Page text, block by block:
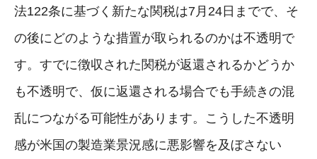
法122条に基づく新たな関税は7月24日までで、そ
の後にどのような措置が取られるのかは不透明で
す。すでに徴収された関税が返還されるかどうか
も不透明で、仮に返還される場合でも手続きの混
乱につながる可能性があります。こうした不透明
感が米国の製造業景況感に悪影響を及ぼさない